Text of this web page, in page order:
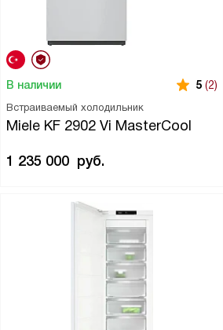
Встраиваемый холодильник
Miele KF 2902 Vi MasterCool
В наличии 5 (2)
1 235 000 руб.